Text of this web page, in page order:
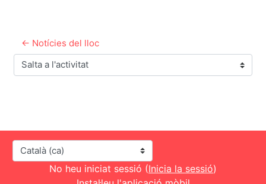
← Notícies del lloc
Salta a l'activitat
Idioma
No heu iniciat sessió (Inicia la sessió)